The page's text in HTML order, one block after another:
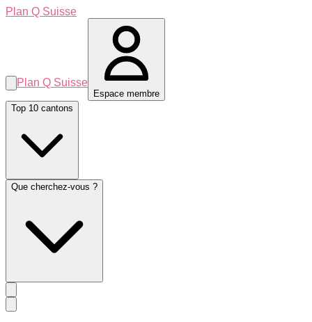
Plan Q Suisse
Plan Q Suisse
Espace membre
Top 10 cantons
Que cherchez-vous ?